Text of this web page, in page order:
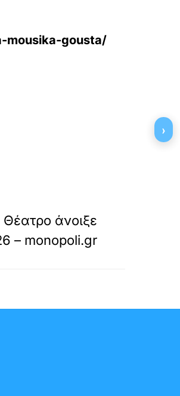
mousika-gousta/
Θέατρο άνοιξε
– monopoli.gr
›